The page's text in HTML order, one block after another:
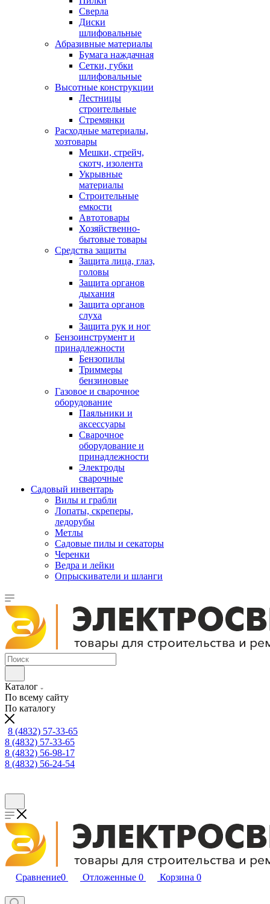
Сверла
Диски
шлифовальные
Абразивные материалы
Бумага наждачная
Сетки, губки
шлифовальные
Высотные конструкции
Лестницы
строительные
Стремянки
Расходные материалы,
хозтовары
Мешки, стрейч,
скотч, изолента
Укрывные
материалы
Строительные
емкости
Автотовары
Хозяйственно-
бытовые товары
Средства защиты
Защита лица, глаз,
головы
Защита органов
дыхания
Защита органов
слуха
Защита рук и ног
Бензоинструмент и
принадлежности
Бензопилы
Триммеры
бензиновые
Газовое и сварочное
оборудование
Паяльники и
аксессуары
Сварочное
оборудование и
принадлежности
Электроды
сварочные
Садовый инвентарь
Вилы и грабли
Лопаты, скреперы,
ледорубы
Метлы
Садовые пилы и секаторы
Черенки
Ведра и лейки
Опрыскиватели и шланги
Каталог
По всему сайту
По каталогу
8 (4832) 57-33-65
8 (4832) 57-33-65
8 (4832) 56-98-17
8 (4832) 56-24-54
Сравнение0 Отложенные 0 Корзина 0